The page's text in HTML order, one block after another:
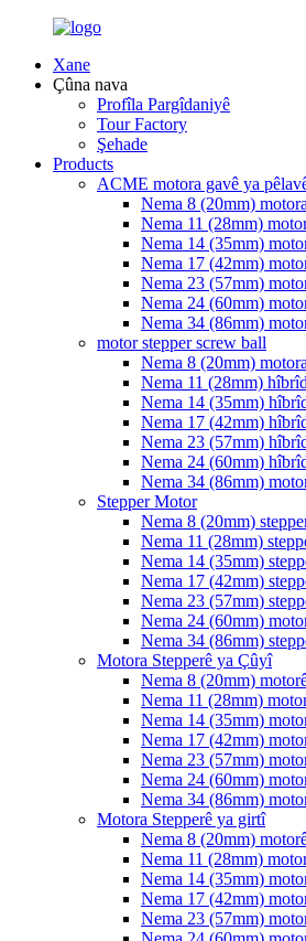
Xane
Çûna nava
Profîla Pargîdaniyê
Tour Factory
Şehade
Products
ACME motora gavê ya
Nema 8 (20mm)
Nema 11 (28mm)
Nema 14 (35mm)
Nema 17 (42mm)
Nema 23 (57mm)
Nema 24 (60mm)
Nema 34 (86mm)
motor stepper screw ball
Nema 8 (20mm)
Nema 11 (28mm)
Nema 14 (35mm)
Nema 17 (42mm)
Nema 23 (57mm)
Nema 24 (60mm)
Nema 34 (86mm)
Stepper Motor
Nema 8 (20mm)
Nema 11 (28mm)
Nema 14 (35mm)
Nema 17 (42mm)
Nema 23 (57mm)
Nema 24 (60mm)
Nema 34 (86mm)
Motora Stepperê ya Çûyî
Nema 8 (20mm)
Nema 11 (28mm)
Nema 14 (35mm)
Nema 17 (42mm)
Nema 23 (57mm)
Nema 24 (60mm)
Nema 34 (86mm)
Motora Stepperê ya girtî
Nema 8 (20mm)
Nema 11 (28mm)
Nema 14 (35mm)
Nema 17 (42mm)
Nema 23 (57mm)